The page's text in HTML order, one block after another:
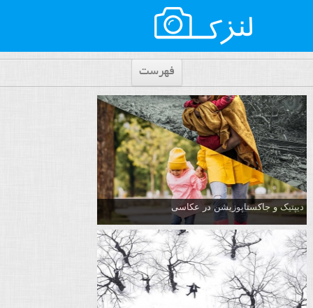
فهرست
دیپتیک و جاکستا‌پوزیشن در عکاسی